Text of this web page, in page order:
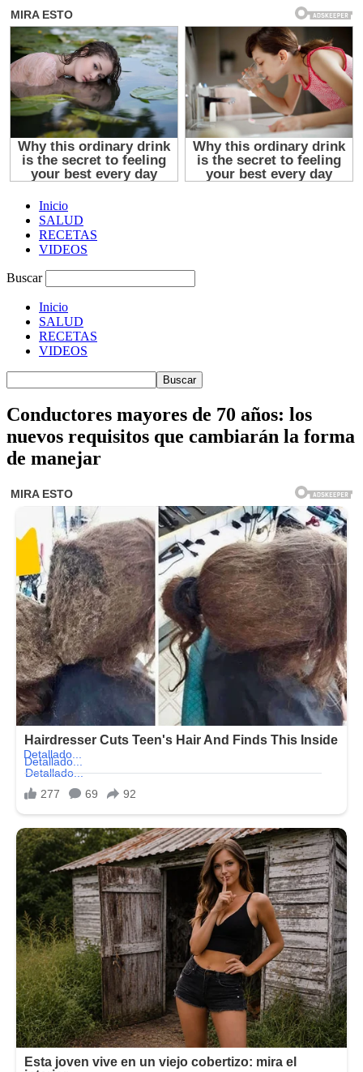
Inicio
SALUD
RECETAS
VIDEOS
Buscar
Inicio
SALUD
RECETAS
VIDEOS
Conductores mayores de 70 años: los
nuevos requisitos que cambiarán la forma
de manejar